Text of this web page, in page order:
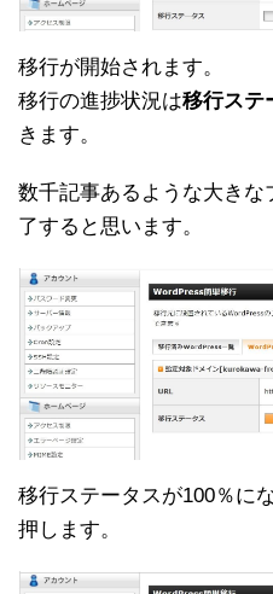
移行が開始されます。
移行の進捗状況は移行ステ
きます。
数千記事あるような大き
了すると思います。
移行ステータスが100％に
押します。